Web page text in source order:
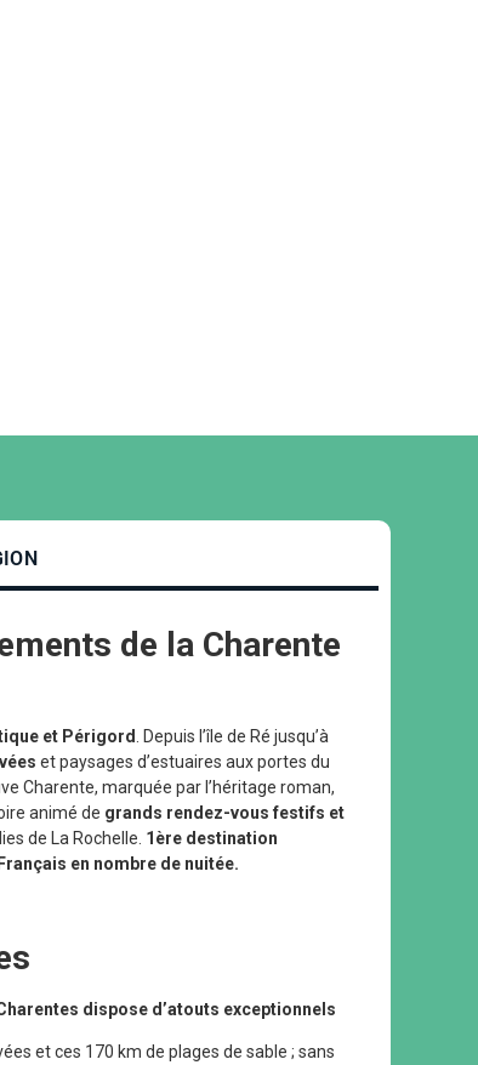
de la Charente
et Périgord
. Depuis l’île de Ré jusqu’à
et paysages d’estuaires aux portes du
Charente, marquée par l’héritage roman,
animé de grands rendez-vous festifs et
de La Rochelle. 1ère destination
en nombre de nuitée.
dispose d’atouts exceptionnels
et ces 170 km de plages de sable ; sans